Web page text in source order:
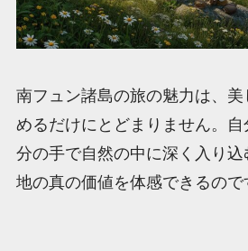
南フュン諸島の旅の魅力は、
めるだけにとどまりません。自
分の手で自然の中に深く入り
地の真の価値を体感できるので